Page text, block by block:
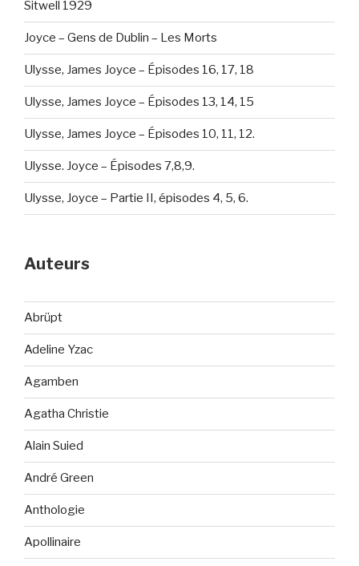
Sitwell 1929
Joyce – Gens de Dublin – Les Morts
Ulysse, James Joyce – Épisodes 16, 17, 18
Ulysse, James Joyce – Épisodes 13, 14, 15
Ulysse, James Joyce – Épisodes 10, 11, 12.
Ulysse. Joyce – Épisodes 7,8,9.
Ulysse, Joyce – Partie II, épisodes 4, 5, 6.
Auteurs
Abrüpt
Adeline Yzac
Agamben
Agatha Christie
Alain Suied
André Green
Anthologie
Apollinaire